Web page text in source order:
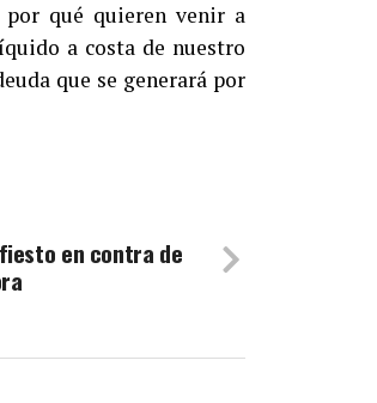
qué quieren venir a
a costa de nuestro
que se generará por
en contra de